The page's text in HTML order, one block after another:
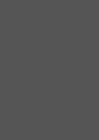
Sıracevizler
Gömme Klozet
Gömme Klozet
Gömme Klozet
Sıracevizler
Gömme Klozet
Sıracevizler
Gömme klozetler,
olarak tercih